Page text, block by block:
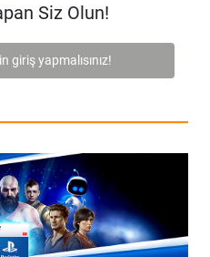
Siz Olun!
giriş yapmalısınız!